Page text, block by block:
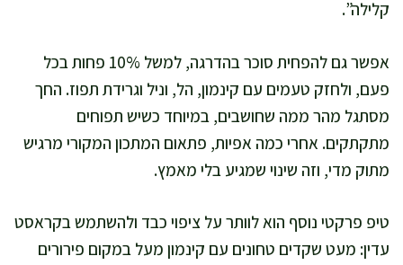
קלילה”.
אפשר גם להפחית סוכר בהדרגה, למשל 10% פחות בכל
פעם, ולחזק טעמים עם קינמון, הל, וניל וגרידת תפוז. החך
מסתגל מהר ממה שחושבים, במיוחד כשיש תפוחים
מתקתקים. אחרי כמה אפיות, פתאום המתכון המקורי מרגיש
מתוק מדי, וזה שינוי שמגיע בלי מאמץ.
טיפ פרקטי נוסף הוא לוותר על ציפוי כבד ולהשתמש בקראסט
עדין: מעט שקדים טחונים עם קינמון מעל במקום פירורים